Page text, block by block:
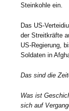
Steinkohle ein.
Das US-
der Streitkräfte
US-Regierung,
Soldaten in
Das sind die
Was ist
sich auf